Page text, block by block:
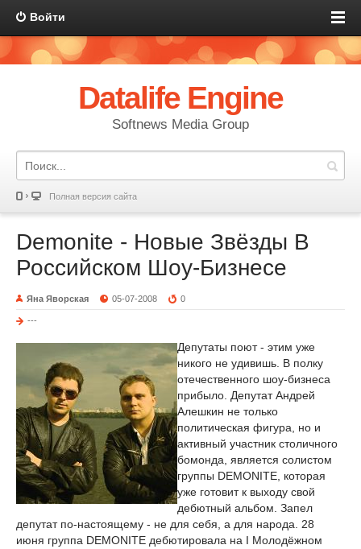
Войти
Datalife Engine
Softnews Media Group
Полная версия сайта
Demonite - Новые Звёзды В
Российском Шоу-Бизнесе
Яна Яворская 05-07-2008 0
---
Депутаты поют - этим уже
никого не удивишь. В полку
отечественного шоу-бизнеса
прибыло. Депутат Андрей
Алешкин не только
политическая фигура, но и
активный участник столичного
бомонда, является солистом
группы DEMONITE, которая
уже готовит к выходу свой
дебютный альбом. Запел
депутат по-настоящему - не для себя, а для народа. 28
июня группа DEMONITE дебютировала на I Молодёжном